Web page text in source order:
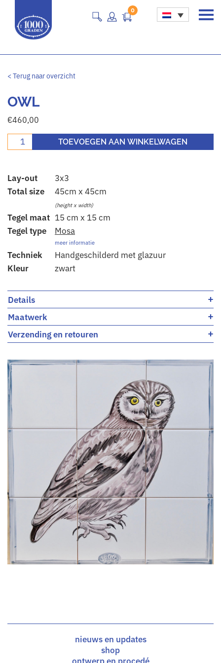
Main Navigation
0
< Terug naar overzicht
OWL
€460,00
Owl aantal TOEVOEGEN AAN WINKELWAGEN
Lay-out
3x3
Total size
45cm x 45cm
(height x width)
Tegel maat 15 cm x 15 cm
Tegel type
Mosa
meer informatie
Techniek
Handgeschilderd met glazuur
Kleur
zwart
Details +
Maatwerk +
Verzending en retouren +
nieuws en updates
shop
ontwerp en procedé